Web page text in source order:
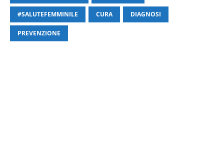
#SALUTEFEMMINILE CURA DIAGNOSI
PREVENZIONE